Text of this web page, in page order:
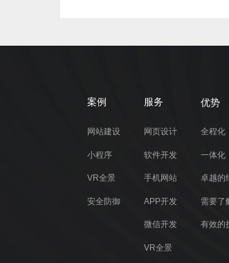
案例
网站建设
小程序
VR全景
安全防御
服务
网页设计
软件开发
手机网站
APP开发
微信开发
VR全景
优势
全程化
一体化
卓越的
需要了
有效的